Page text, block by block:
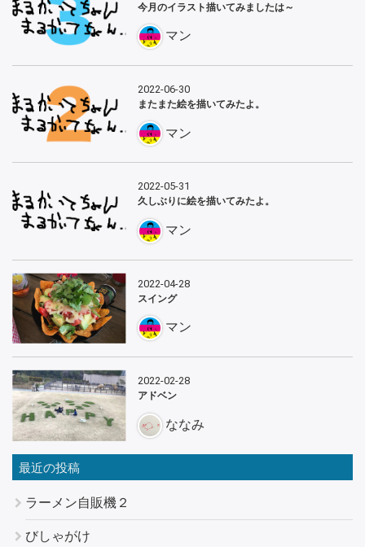
今月のイラスト描いてみましたは～
マン
2022-06-30
またまた絵を描いてみたよ。
マン
2022-05-31
久しぶりに絵を描いてみたよ。
マン
2022-04-28
スイング
マン
2022-02-28
アドベン
ななみ
最近の投稿
ラーメン自販機２
びしゃがけ